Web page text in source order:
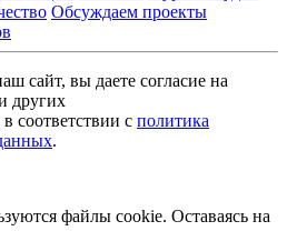
Обсуждаем проекты
сайт, вы даете согласие на
других
соответствии с политика
.
файлы cookie. Оставаясь на